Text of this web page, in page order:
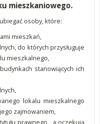
mieszkaniowego.
osoby, które:
mieszkań,
do których przysługuje
mieszkalnego,
stanowiących ich
lokalu mieszkalnego
zajmowaniem,
prawnego, a oczekują